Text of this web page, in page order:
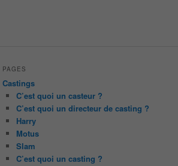
PAGES
Castings
C’est quoi un casteur ?
C’est quoi un directeur de casting ?
Harry
Motus
Slam
C’est quoi un casting ?